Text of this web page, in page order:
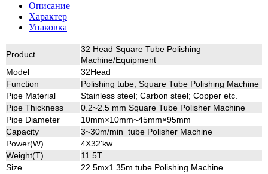
Описание
Характер
Упаковка
Product
32 Head Square Tube Polishing
Machine/Equipment
Model
32Head
Function
Polishing tube, Square Tube Polishing Machine
Pipe Material
Stainless steel; Carbon steel; Copper etc.
Pipe Thickness
0.2~2.5 mm Square Tube Polisher Machine
Pipe Diameter
10mm×10mm~45mm×95mm
Capacity
3~30m/min tube Polisher Machine
Power(W)
4X32'kw
Weight(T)
11.5T
Size
22.5mx1.35m tube Polishing Machine